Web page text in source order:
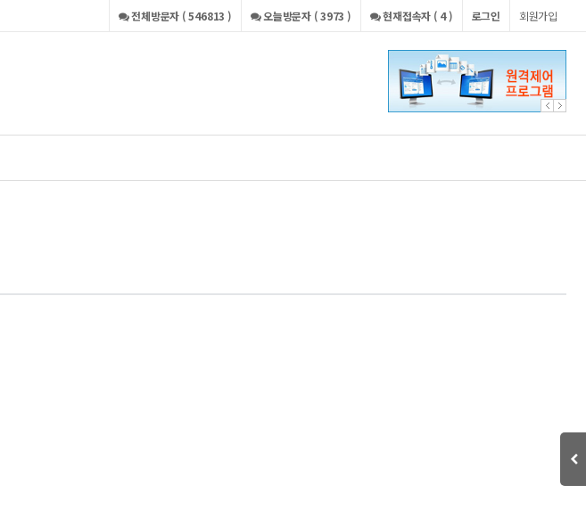
회원가입
로그인
현재접속자 ( 4 )
오늘방문자 ( 3973 )
전체방문자 ( 546813 )